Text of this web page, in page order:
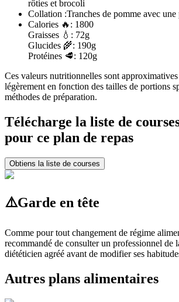
rôties et brocoli
Collation :Tranches de pomme avec
Calories 🔥: 1800
Graisses 💧: 72g
Glucides 🌾: 190g
Protéines 🥩: 120g
Ces valeurs nutritionnelles sont
légèrement en fonction des tailles de portions
méthodes de préparation.
Télécharge la liste de
pour ce plan de repas
Obtiens la liste de courses
⚠️Garde en tête
Comme pour tout changement de régime
recommandé de consulter un professionnel de
diététicien agréé avant de modifier ses
Autres plans alimentaires